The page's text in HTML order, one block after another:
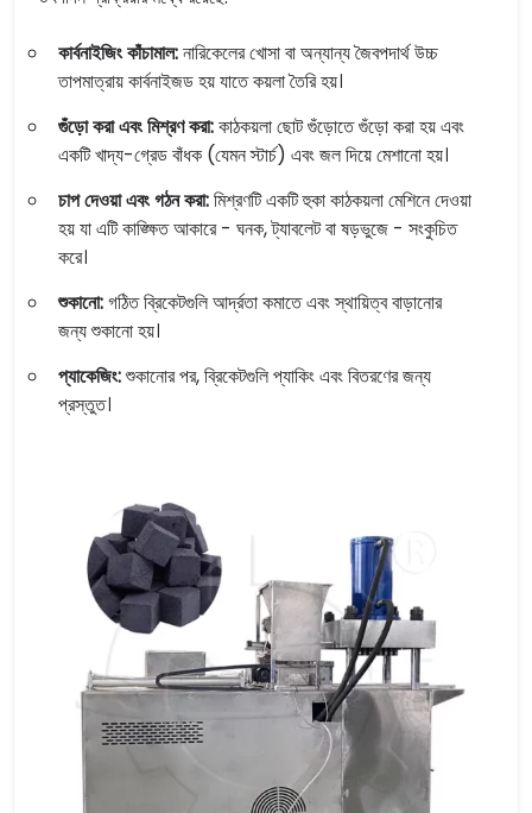
কার্বনাইজিং কাঁচামাল:নারিকেলের খোসা বা অন্যান্য জৈবপদার্থ উচ্চ
তাপমাত্রায় কার্বনাইজড হয় যাতে কয়লা তৈরি হয়।
গুঁড়ো করা এবং মিশ্রণ করা:কাঠকয়লা ছোট গুঁড়োতে গুঁড়ো করা হয় এবং
একটি খাদ্য-গ্রেড বাঁধক (যেমন স্টার্চ) এবং জল দিয়ে মেশানো হয়।
চাপ দেওয়া এবং গঠন করা:মিশ্রণটি একটি হুকা কাঠকয়লা মেশিনে দেওয়া
হয় যা এটি কাঙ্ক্ষিত আকারে - ঘনক, ট্যাবলেট বা ষড়ভুজে - সংকুচিত
করে।
শুকানো:গঠিত ব্রিকেটগুলি আর্দ্রতা কমাতে এবং স্থায়িত্ব বাড়ানোর
জন্য শুকানো হয়।
প্যাকেজিং:শুকানোর পর, ব্রিকেটগুলি প্যাকিং এবং বিতরণের জন্য
প্রস্তুত।